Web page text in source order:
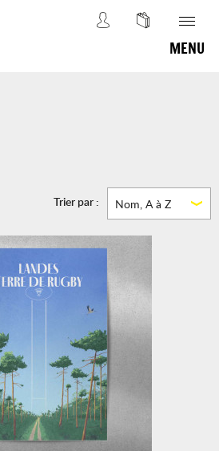
MENU
Trier par : Nom, A à Z